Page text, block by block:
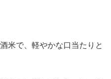
米で、軽やかな口当たりと